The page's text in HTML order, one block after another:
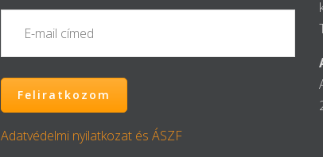
Adatvédelmi nyilatkozat és ÁSZF